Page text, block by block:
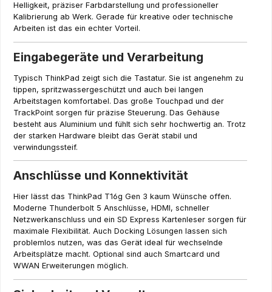
Helligkeit, präziser Farbdarstellung und professioneller
Kalibrierung ab Werk. Gerade für kreative oder technische
Arbeiten ist das ein echter Vorteil.
Eingabegeräte und Verarbeitung
Typisch ThinkPad zeigt sich die Tastatur. Sie ist angenehm zu
tippen, spritzwassergeschützt und auch bei langen
Arbeitstagen komfortabel. Das große Touchpad und der
TrackPoint sorgen für präzise Steuerung. Das Gehäuse
besteht aus Aluminium und fühlt sich sehr hochwertig an. Trotz
der starken Hardware bleibt das Gerät stabil und
verwindungssteif.
Anschlüsse und Konnektivität
Hier lässt das ThinkPad T16g Gen 3 kaum Wünsche offen.
Moderne Thunderbolt 5 Anschlüsse, HDMI, schneller
Netzwerkanschluss und ein SD Express Kartenleser sorgen für
maximale Flexibilität. Auch Docking Lösungen lassen sich
problemlos nutzen, was das Gerät ideal für wechselnde
Arbeitsplätze macht. Optional sind auch Smartcard und
WWAN Erweiterungen möglich.